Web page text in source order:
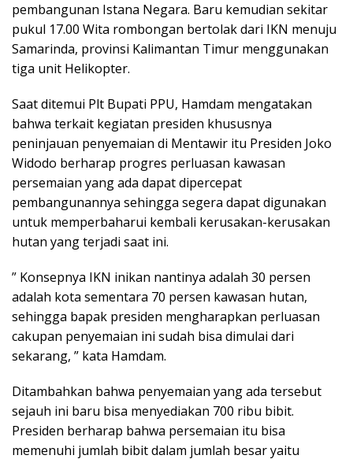
pembangunan Istana Negara. Baru kemudian sekitar
pukul 17.00 Wita rombongan bertolak dari IKN menuju
Samarinda, provinsi Kalimantan Timur menggunakan
tiga unit Helikopter.
Saat ditemui Plt Bupati PPU, Hamdam mengatakan
bahwa terkait kegiatan presiden khususnya
peninjauan penyemaian di Mentawir itu Presiden Joko
Widodo berharap progres perluasan kawasan
persemaian yang ada dapat dipercepat
pembangunannya sehingga segera dapat digunakan
untuk memperbaharui kembali kerusakan-kerusakan
hutan yang terjadi saat ini.
” Konsepnya IKN inikan nantinya adalah 30 persen
adalah kota sementara 70 persen kawasan hutan,
sehingga bapak presiden mengharapkan perluasan
cakupan penyemaian ini sudah bisa dimulai dari
sekarang, ” kata Hamdam.
Ditambahkan bahwa penyemaian yang ada tersebut
sejauh ini baru bisa menyediakan 700 ribu bibit.
Presiden berharap bahwa persemaian itu bisa
memenuhi jumlah bibit dalam jumlah besar yaitu